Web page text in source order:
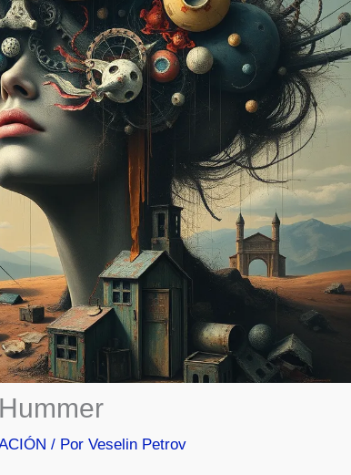
/ PorVeselin Petrov